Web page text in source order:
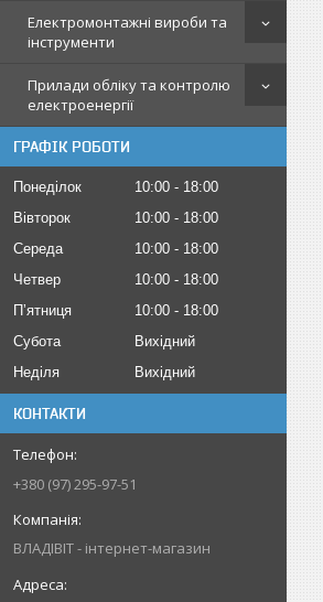
Електромонтажні вироби та
інструменти
Прилади обліку та контролю
електроенергії
ГРАФІК РОБОТИ
Понеділок 10:00
18:00
Вівторок
10:00
18:00
Середа
10:00
18:00
Четвер
10:00
18:00
Пʼятниця
10:00
18:00
Субота
Вихідний
Неділя
Вихідний
КОНТАКТИ
+380 (97) 295-97-51
ВЛАДІВІТ - інтернет-магазин